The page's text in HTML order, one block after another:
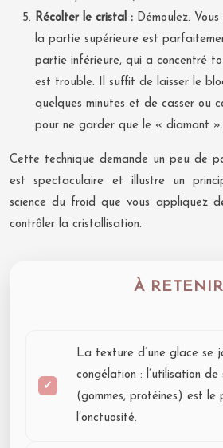
Récolter le cristal : Démoulez.
la partie supérieure est
partie inférieure, qui a concentré
est trouble. Il suffit de laisser le
quelques minutes et de casser ou
pour ne garder que le « diamant ».
Cette technique demande un peu de
est spectaculaire et illustre un
science du froid que vous appliquez
contrôler la cristallisation.
À RETENIR
La texture d’une glace se
congélation : l’utilisation de
(gommes, protéines) est le
l’onctuosité.